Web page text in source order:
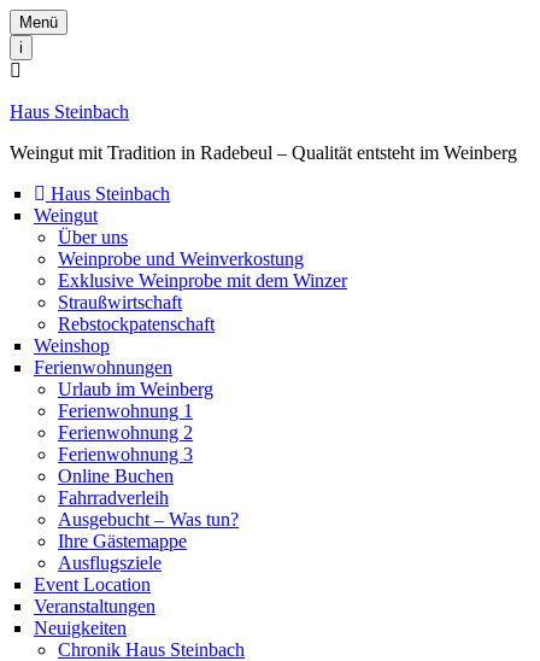
Menü
i
Haus Steinbach
Weingut mit Tradition in Radebeul – Qualität entsteht im Weinberg
Haus Steinbach
Weingut
Über uns
Weinprobe und Weinverkostung
Exklusive Weinprobe mit dem Winzer
Straußwirtschaft
Rebstockpatenschaft
Weinshop
Ferienwohnungen
Urlaub im Weinberg
Ferienwohnung 1
Ferienwohnung 2
Ferienwohnung 3
Online Buchen
Fahrradverleih
Ausgebucht – Was tun?
Ihre Gästemappe
Ausflugsziele
Event Location
Veranstaltungen
Neuigkeiten
Chronik Haus Steinbach